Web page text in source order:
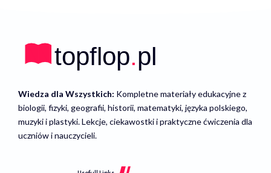
Wiedza dla Wszystkich: Kompletne materiały edukacyjne z
biologii, fizyki, geografii, historii, matematyki, języka polskiego,
muzyki i plastyki. Lekcje, ciekawostki i praktyczne ćwiczenia dla
uczniów i nauczycieli.